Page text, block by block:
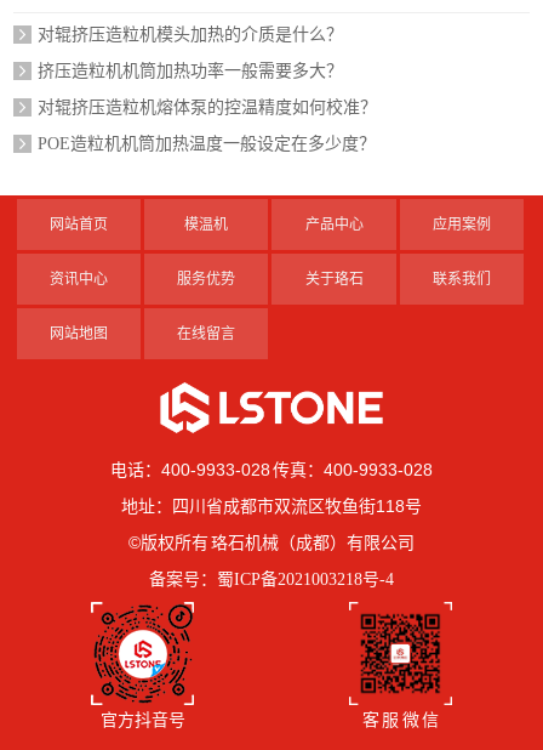
对辊挤压造粒机模头加热的介质是什么？
挤压造粒机机筒加热功率一般需要多大？
对辊挤压造粒机熔体泵的控温精度如何校准？
POE造粒机机筒加热温度一般设定在多少度？
网站首页 模温机 产品中心 应用案例
资讯中心 服务优势 关于珞石 联系我们
网站地图 在线留言
电话：400-9933-028 传真：400-9933-028
地址：四川省成都市双流区牧鱼街118号
©版权所有 珞石机械（成都）有限公司
备案号： 蜀ICP备2021003218号-4
官方抖音号 客 服 微 信